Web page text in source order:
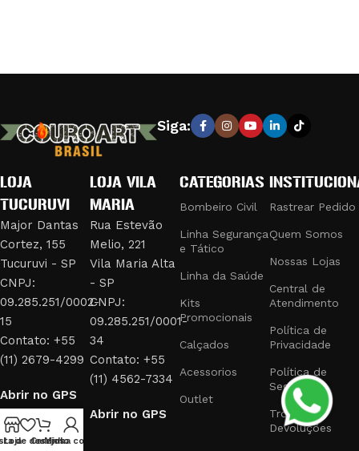
Siga:
LOJA
TUCURUVI
Major Dantas
Cortez, 155
Tucuruvi - SP
CNPJ:
09.285.251/0002-
15
Contato: +55
(11) 2679-4299
Abrir no GPS
LOJA VILA
MARIA
Rua Estevão
Melio, 221
Vila Maria Alta
- SP
CNPJ:
09.285.251/0001-
34
Contato: +55
(11) 4562-7334
Abrir no GPS
CATEGORIAS
Bombeiro Civil
Linha Segurança
e Tático
Linha da Saúde
Kits
Promocionais
Calçados
Acessorios
Outlet
Rastrear Pedido
Quem Somos
Nossas Lojas
Central de
Atendimento
Política de
Privacidade
Política de
Segurança
Trocas e
Devoluções
Lojade desejos
Carrinho
Minha conta